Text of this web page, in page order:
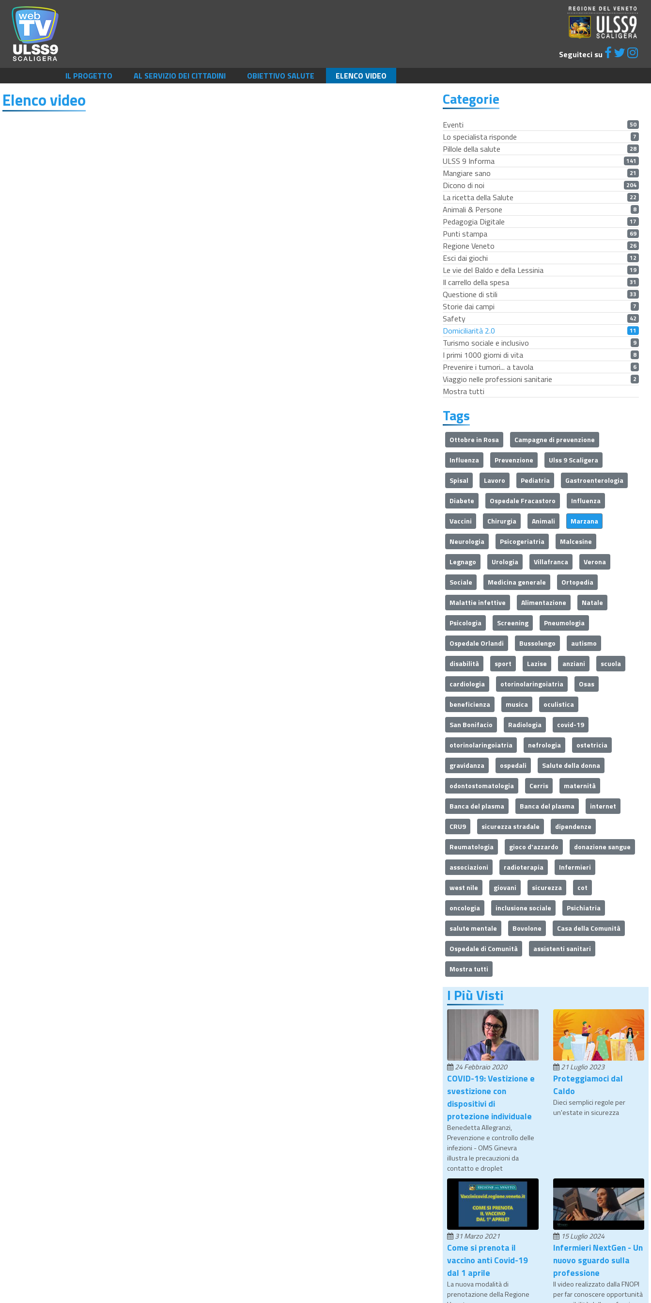
Seguiteci su
IL PROGETTO
AL SERVIZIO DEI CITTADINI OBIETTIVO SALUTE ELENCO VIDEO
Elenco video Categorie
Eventi 50
Lo specialista risponde 7
Pillole della salute 28
ULSS 9 Informa 141
Mangiare sano 21
Dicono di noi 204
La ricetta della Salute 22
Animali & Persone 8
Pedagogia Digitale 17
Punti stampa 69
Regione Veneto 26
Esci dai giochi 12
Le vie del Baldo e della Lessinia 19
Il carrello della spesa 31
Questione di stili 33
Storie dai campi 7
Safety 42
Domiciliarità 2.0 11
Turismo sociale e inclusivo 9
I primi 1000 giorni di vita 8
Prevenire i tumori... a tavola 6
Viaggio nelle professioni sanitarie 2
Mostra tutti
Tags
Ottobre in Rosa
Campagne di prevenzione
Influenza
Prevenzione
Ulss 9 Scaligera
Spisal
Lavoro Pediatria
Gastroenterologia
Diabete
Ospedale Fracastoro
Influenza
Vaccini
Chirurgia Animali
Marzana
Neurologia
Psicogeriatria
Malcesine
Legnago
Urologia Villafranca
Verona
Sociale
Medicina generale
Ortopedia
Malattie infettive
Alimentazione
Natale
Psicologia
Screening
Pneumologia
Ospedale Orlandi
Bussolengo
autismo
disabilità
sport Lazise anziani
scuola
cardiologia
otorinolaringoiatria
Osas
beneficienza
musica
oculistica
San Bonifacio
Radiologia
covid-19
otorinolaringoiatria
nefrologia
ostetricia
gravidanza
ospedali
Salute della donna
odontostomatologia
Cerris
maternità
Banca del plasma
Banca del plasma
internet
CRU9
sicurezza stradale
dipendenze
Reumatologia
gioco d'azzardo
donazione sangue
associazioni
radioterapia
Infermieri
west nile
giovani sicurezza
cot
oncologia
inclusione sociale
Psichiatria
salute mentale
Bovolone
Casa della Comunità
Ospedale di Comunità
assistenti sanitari
Mostra tutti
I Più Visti
24 Febbraio 2020
COVID-19: Vestizione e
svestizione con
dispositivi di
protezione individuale
Benedetta Allegranzi,
Prevenzione e controllo delle
infezioni - OMS Ginevra
illustra le precauzioni da
contatto e droplet
21 Luglio 2023
Proteggiamoci dal
Caldo
Dieci semplici regole per
un'estate in sicurezza
31 Marzo 2021
Come si prenota il
vaccino anti Covid-19
dal 1 aprile
La nuova modalità di
prenotazione della Regione
15 Luglio 2024
Infermieri NextGen - Un
nuovo sguardo sulla
professione
Il video realizzato dalla FNOPI
per far conoscere opportunità